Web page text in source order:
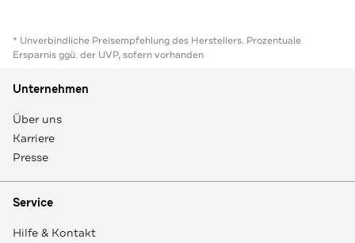
* Unverbindliche Preisempfehlung des Herstellers. Prozentuale
Ersparnis ggü. der UVP, sofern vorhanden
Unternehmen
Über uns
Karriere
Presse
Service
Hilfe & Kontakt